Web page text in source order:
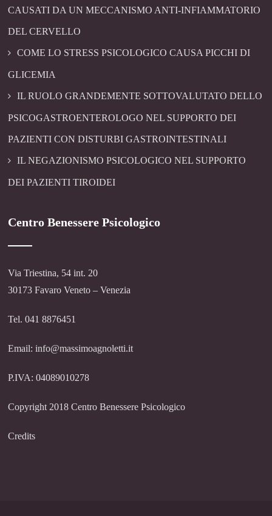
CAUSATI DA UN MECCANISMO ANTI-INFIAMMATORIO
DEL CERVELLO
COME LO STRESS PSICOLOGICO CAUSA PICCHI DI
GLICEMIA
IL RUOLO GRANDEMENTE SOTTOVALUTATO DELLO
PSICOGASTROENTEROLOGO NEL SUPPORTO DEI
PAZIENTI CON DISTURBI GASTROINTESTINALI
IL NEGAZIONISMO PSICOLOGICO NEL SUPPORTO
DEI PAZIENTI TIROIDEI
Centro Benessere Psicologico
Via Triestina, 54 int. 20
30173 Favaro Veneto – Venezia
Tel. 041 8876451
Email: info@massimoagnoletti.it
P.IVA: 04089010278
Copyright 2018 Centro Benessere Psicologico
Credits